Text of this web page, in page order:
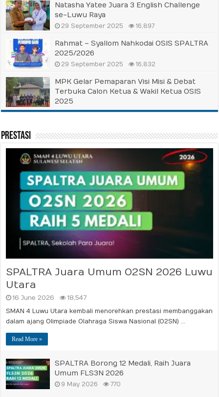
Natasha Yatee Juara 3 English Challenge
se-Luwu Raya
29 September 2025 16,897
Rahmat – Syallom Nahkodai OSIS SPALTRA
2025/2026
29 September 2025 16,832
MPK Gelar Pemaparan Visi Misi & Debat
Terbuka Calon Ketua & Wakil Ketua OSIS
2025
25 September 2025 16,947
Prestasi
SPALTRA Juara Umum O2SN 2026 Luwu
Utara
16 June 2026 18,547
SMAN 4 Luwu Utara kembali menorehkan prestasi membanggakan
dalam ajang Olimpiade Olahraga Siswa Nasional (O2SN) …
Read More »
SPALTRA Borong 12 Medali, Raih Juara
Umum FLS3N 2026
9 May 2026 770